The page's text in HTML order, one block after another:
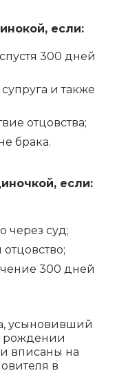
если:
300 дней
и также
отцовства;
брака.
если:
через суд;
300 дней
усыновивший
рождении
вписаны на
в